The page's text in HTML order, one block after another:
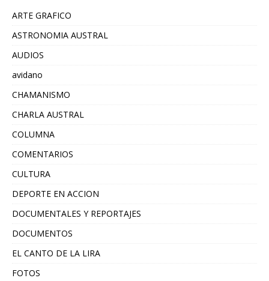
ARTE GRAFICO
ASTRONOMIA AUSTRAL
AUDIOS
avidano
CHAMANISMO
CHARLA AUSTRAL
COLUMNA
COMENTARIOS
CULTURA
DEPORTE EN ACCION
DOCUMENTALES Y REPORTAJES
DOCUMENTOS
EL CANTO DE LA LIRA
FOTOS